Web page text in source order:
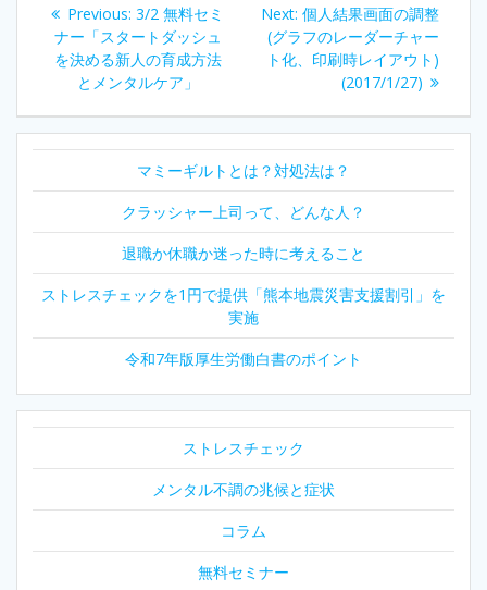
ビ
ゲ
ー
シ
Previous: Previous
post:
3/2 無料セミ
ナー「スタートダッシュ
を決める 新人の育成方法
とメンタルケア」
Next: Next
post:
個人結果画面の調整
(グラフのレーダーチャー
ト化、印刷時レイアウト)
(2017/1/27)
マミーギルトとは？対処法は？
クラッシャー上司って、どんな人？
退職か休職か迷った時に考えること
ストレスチェックを1円で提供「熊本地震災害支援割引」を
実施
令和7年版厚生労働白書のポイント
ストレスチェック
メンタル不調の兆候と症状
コラム
無料セミナー